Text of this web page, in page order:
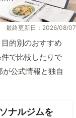
最終更新日：2026/08/07
的別のおすすめ
で比較したりで
公式情報と独自
ナルジムを